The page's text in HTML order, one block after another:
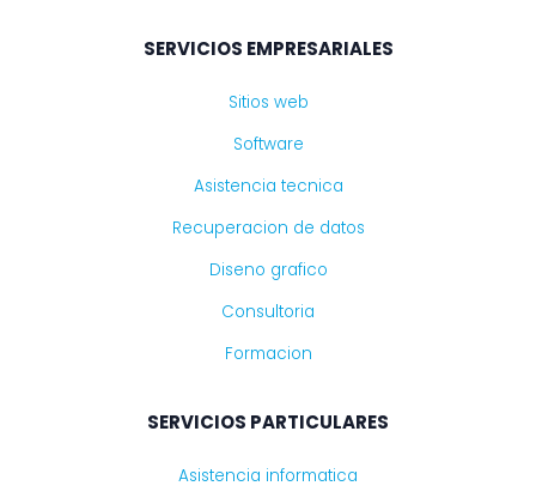
SERVICIOS EMPRESARIALES
Sitios web
Software
Asistencia tecnica
Recuperacion de datos
Diseno grafico
Consultoria
Formacion
SERVICIOS PARTICULARES
Asistencia informatica